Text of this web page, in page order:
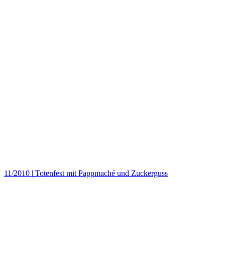
11/2010 | Totenfest mit Pappmaché und Zuckerguss